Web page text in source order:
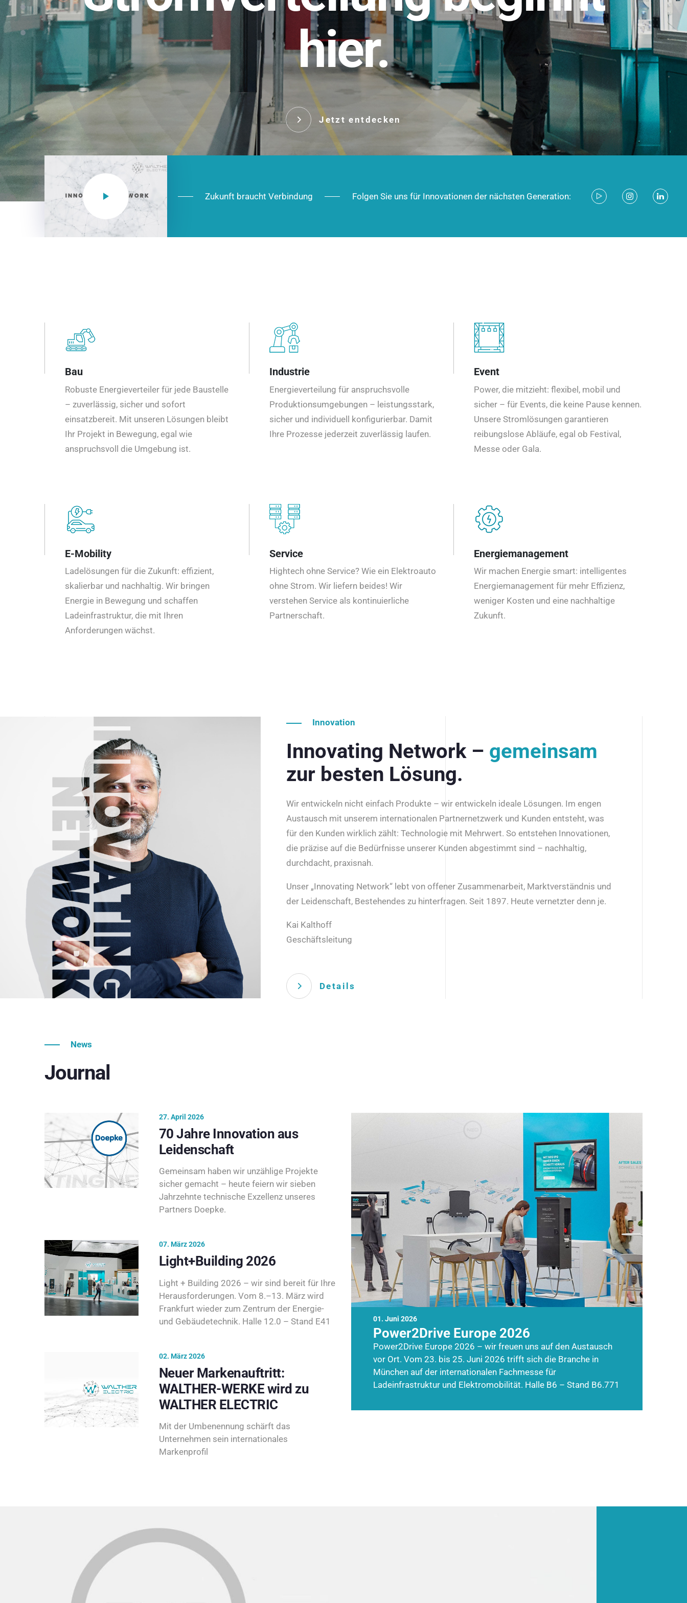
hier.
Jetzt entdecken
NEO CEE: Energieverteilung mit System. Robust im Alltag,
effizient in der Installation, zukunftsfähig im Ausbau.
Das innovative Stecksystem für industrielle Anwendungen –
robust, IP-geschützt und zukunftsfähig.
Jetzt entdecken
Zukunft braucht Verbindung Folgen Sie uns für Innovationen der nächsten Generation:
Bau
Robuste Energieverteiler für jede Baustelle
– zuverlässig, sicher und sofort
einsatzbereit. Mit unseren Lösungen bleibt
Ihr Projekt in Bewegung, egal wie
anspruchsvoll die Umgebung ist.
Industrie
Energieverteilung für anspruchsvolle
Produktionsumgebungen – leistungsstark,
sicher und individuell konfigurierbar. Damit
Ihre Prozesse jederzeit zuverlässig laufen.
Event
Power, die mitzieht: flexibel, mobil und
sicher – für Events, die keine Pause kennen.
Unsere Stromlösungen garantieren
reibungslose Abläufe, egal ob Festival,
Messe oder Gala.
E-Mobility
Ladelösungen für die Zukunft: effizient,
skalierbar und nachhaltig. Wir bringen
Energie in Bewegung und schaffen
Ladeinfrastruktur, die mit Ihren
Anforderungen wächst.
Service
Hightech ohne Service? Wie ein Elektroauto
ohne Strom. Wir liefern beides! Wir
verstehen Service als kontinuierliche
Partnerschaft.
Energiemanagement
Wir machen Energie smart: intelligentes
Energiemanagement für mehr Effizienz,
weniger Kosten und eine nachhaltige
Zukunft.
Innovation
Innovating Network – gemeinsam
zur besten Lösung.
Wir entwickeln nicht einfach Produkte – wir entwickeln ideale Lösungen. Im engen
Austausch mit unserem internationalen Partnernetzwerk und Kunden entsteht, was
für den Kunden wirklich zählt: Technologie mit Mehrwert. So entstehen Innovationen,
die präzise auf die Bedürfnisse unserer Kunden abgestimmt sind – nachhaltig,
durchdacht, praxisnah.
Unser „Innovating Network“ lebt von offener Zusammenarbeit, Marktverständnis und
der Leidenschaft, Bestehendes zu hinterfragen. Seit 1897. Heute vernetzter denn je.
Kai Kalthoff
Geschäftsleitung
Details
News
Journal
01. Juni 2026
Power2Drive Europe 2026
Power2Drive Europe 2026 – wir freuen uns auf den Austausch
vor Ort. Vom 23. bis 25. Juni 2026 trifft sich die Branche in
München auf der internationalen Fachmesse für
Ladeinfrastruktur und Elektromobilität. Halle B6 – Stand B6.771
27. April 2026
70 Jahre Innovation aus
Leidenschaft
Gemeinsam haben wir unzählige Projekte
sicher gemacht – heute feiern wir sieben
Jahrzehnte technische Exzellenz unseres
Partners Doepke.
07. März 2026
Light+Building 2026
Light + Building 2026 – wir sind bereit für Ihre
Herausforderungen. Vom 8.–13. März wird
Frankfurt wieder zum Zentrum der Energie-
und Gebäudetechnik. Halle 12.0 – Stand E41
02. März 2026
Neuer Markenauftritt:
WALTHER-WERKE wird zu
WALTHER ELECTRIC
Mit der Umbenennung schärft das
Unternehmen sein internationales
Markenprofil